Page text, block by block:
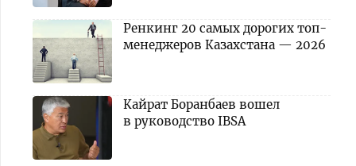
Ренкинг 20 самых дорогих топ-
менеджеров Казахстана — 2026
Кайрат Боранбаев вошел
в руководство IBSA